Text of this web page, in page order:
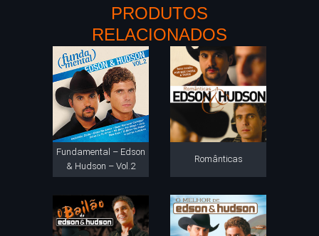
PRODUTOS
RELACIONADOS
Fundamental – Edson
& Hudson – Vol.2
Românticas